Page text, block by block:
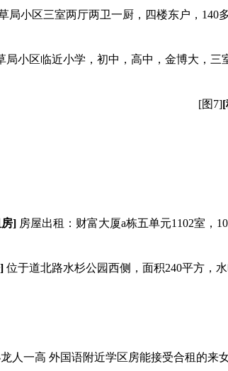
局小区三室两厅两卫一厨，四楼东户，
局小区临近小学，初中，高中，金博大，
[图7][
]房屋出租：财富大厦a栋五单元1102室，
位于道北路水杉公园西侧，面积240平方，
人一高 外国语附近学区房能接受合租的来